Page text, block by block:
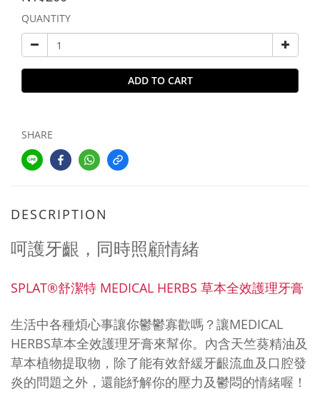
QUANTITY
ADD TO CART
SHARE
DESCRIPTION
呵護牙齦，同時照顧情緒
SPLAT®舒潔特 MEDICAL HERBS 草本全效護理牙膏
生活中各種煩心事讓你鬱鬱寡歡嗎？讓MEDICAL
HERBS草本全效護理牙膏來幫你。內含天竺葵精油及
草本植物提取物，除了能有效舒緩牙齦流血及口腔發
炎的問題之外，還能紓解你的壓力及鬱悶的情緒喔！